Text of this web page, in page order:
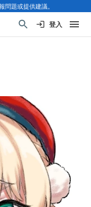
問題或提供建議。
登入